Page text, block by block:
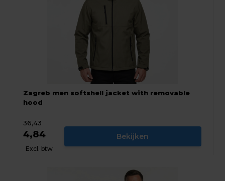
Zagreb men softshell jacket with removable
hood
36,43
4,84
Excl. btw
Bekijken